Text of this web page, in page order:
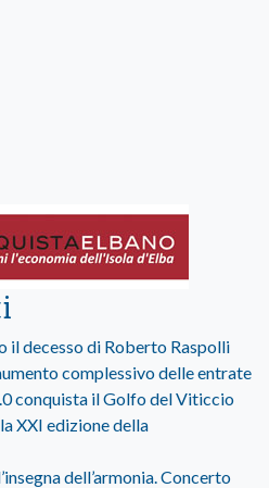
il decesso di Roberto Raspolli
complessivo delle entrate
conquista il Golfo del Viticcio
XXI edizione della
dell’armonia. Concerto